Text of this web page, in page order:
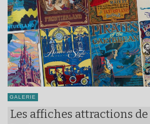
GALERIE
Les affiches attractions